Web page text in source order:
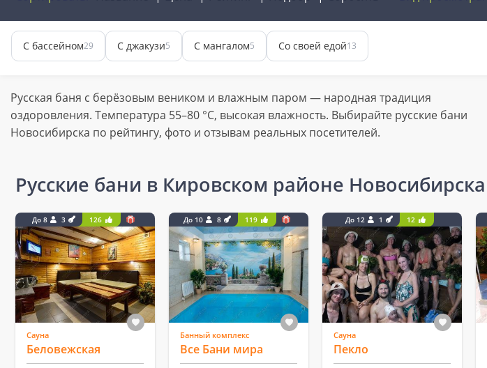
С бассейном29 С джакузи5 С мангалом5 Со своей едой13
Русская баня с берёзовым веником и влажным паром — народная традиция
оздоровления. Температура 55–80 °C, высокая влажность. Выбирайте русские бани
Новосибирска по рейтингу, фото и отзывам реальных посетителей.
Русские бани в Кировском районе Новосибирска
До 8 3 126
Сауна
Беловежская
До 10 8 119
Банный комплекс
Все Бани мира
До 12 1 12
Сауна
Пекло